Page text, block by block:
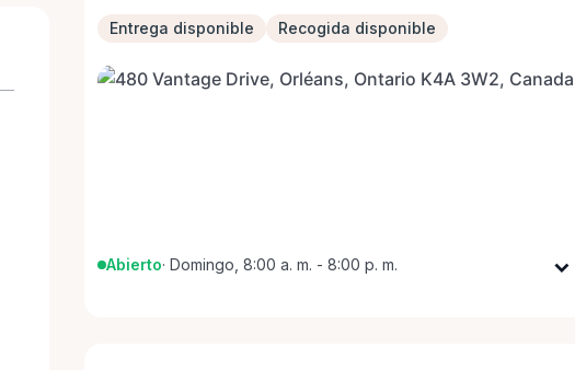
Entrega disponible Recogida disponible
Abierto· Domingo, 8:00 a. m. - 8:00 p. m.